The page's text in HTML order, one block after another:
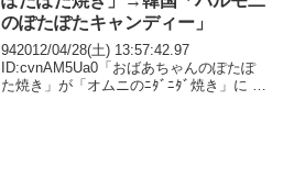
のぽたぽたキャンディー」
942012/04/28(土) 13:57:42.97
ID:cvnAM5Ua0「おばあちゃんのぽたぽ
た焼き」が「オムニのﾆﾀﾞﾆﾀﾞ焼き」に 韓